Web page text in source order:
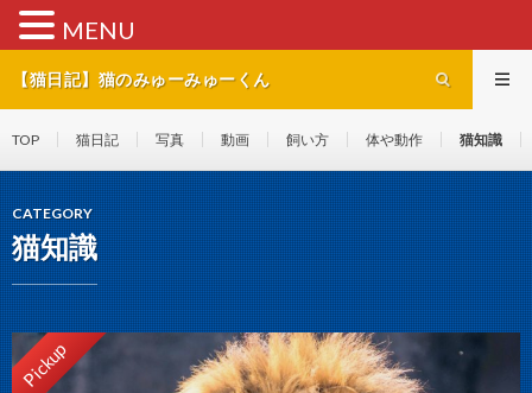
【猫日記】猫のみゅーみゅーくん
TOP 猫日記 写真 動画 飼い方 体や動作 猫知識
CATEGORY
猫知識
Pickup
MENU